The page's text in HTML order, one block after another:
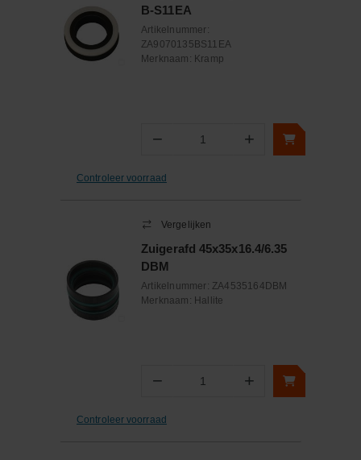
B-S11EA
Artikelnummer:
ZA9070135BS11EA
Merknaam: Kramp
− Aantal +
Controleer voorraad
Vergelijken
Zuigerafd 45x35x16.4/6.35
DBM
Artikelnummer: ZA4535164DBM
Merknaam: Hallite
− Aantal +
Controleer voorraad